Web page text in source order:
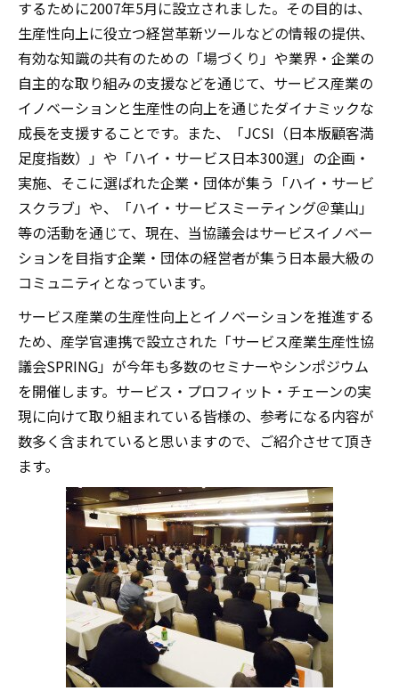
するために2007年5月に設立されました。その目的は、
生産性向上に役立つ経営革新ツールなどの情報の提供、
有効な知識の共有のための「場づくり」や業界・企業の
自主的な取り組みの支援などを通じて、サービス産業の
イノベーションと生産性の向上を通じたダイナミックな
成長を支援することです。また、「JCSI（日本版顧客満
足度指数）」や「ハイ・サービス日本300選」の企画・
実施、そこに選ばれた企業・団体が集う「ハイ・サービ
スクラブ」や、「ハイ・サービスミーティング＠葉山」
等の活動を通じて、現在、当協議会はサービスイノベー
ションを目指す企業・団体の経営者が集う日本最大級の
コミュニティとなっています。
サービス産業の生産性向上とイノベーションを推進する
ため、産学官連携で設立された「サービス産業生産性協
議会SPRING」が今年も多数のセミナーやシンポジウム
を開催します。サービス・プロフィット・チェーンの実
現に向けて取り組まれている皆様の、参考になる内容が
数多く含まれていると思いますので、ご紹介させて頂き
ます。